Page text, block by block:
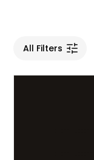
All Filters